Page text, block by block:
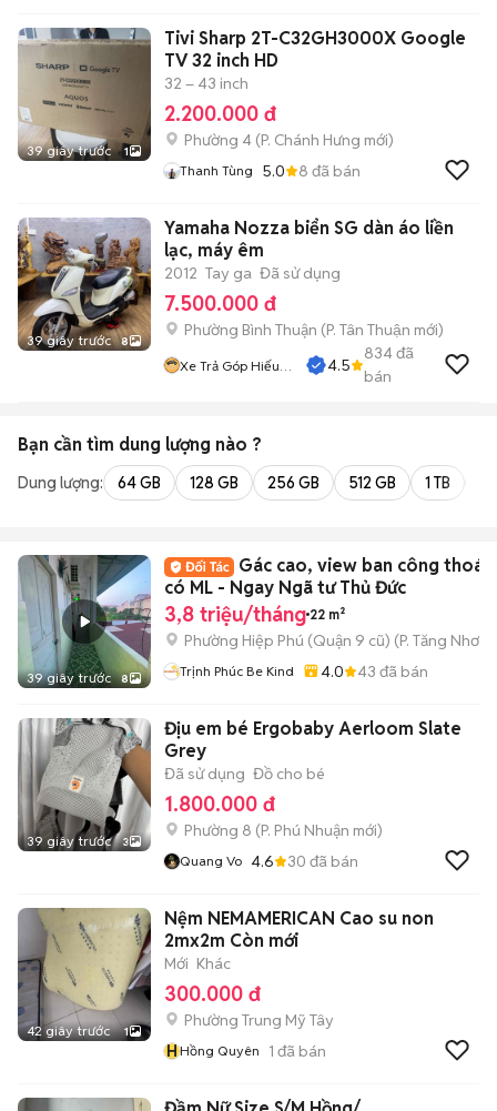
39 giây trước 1
Tivi Sharp 2T-C32GH3000X Google
TV 32 inch HD
32 – 43 inch
2.200.000 đ
Phường 4 (P. Chánh Hưng mới)
Thanh Tùng 5.0 8 đã bán
39 giây trước 8
Yamaha Nozza biển SG dàn áo liền
lạc, máy êm
2012 Tay ga Đã sử dụng
7.500.000 đ
Phường Bình Thuận (P. Tân Thuận mới)
Xe Trả Góp Hiếu
4.5
834đã
bán
Bạn cần tìm dung lượng nào ?
Dung lượng: 64 GB 128 GB 256 GB 512 GB 1 TB
39 giây trước 8
Gác cao, view ban công
có ML - Ngay Ngã tư Thủ Đức
3,8 triệu/tháng 22 m²
Phường Hiệp Phú (Quận 9 cũ) (P. Tăng Nhơn
Trịnh Phúc Be Kind 4.0 43 đã bán
39 giây trước 3
Địu em bé Ergobaby Aerloom Slate
Grey
Đã sử dụng Đồ cho bé
1.800.000 đ
Phường 8 (P. Phú Nhuận mới)
Quang Vo 4.6 30 đã bán
42 giây trước 1
Nệm NEMAMERICAN Cao su non
2mx2m Còn mới
Mới Khác
300.000 đ
Phường Trung Mỹ Tây
HHồng Quyên 1 đã bán